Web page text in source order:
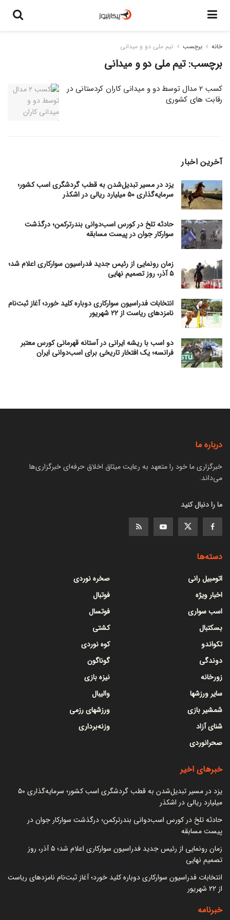
خانه برچسب تیم ملی دو و میدانی
برچسب:تیم ملی دو و میدانی
کسب ۲ مدال توسط دو و میدانی کاران کردستانی در
رقابت های کشوری
آخرین اخبار
یزد در مسیر تبدیل‌شدن به قطب گردشگری اسب کشور؛
سرمایه‌گذاری ۵۰ میلیارد ریالی در اشکذر
حادثه تلخ در کورس اسب‌دوانی بندرترکمن؛ درگذشت
سوارکار جوان در پیست مسابقه
زمان رونمایی از رئیس جدید فدراسیون سوارکاری اعلام شد؛
۵ آذر، روز تصمیم نهایی
انتخابات فدراسیون سوارکاری دوباره کلید خورد؛ آغاز ثبت‌نام
نامزدهای ریاست از ۲۲ شهریور
دو اسب با ریشه ایرانی در آستانه قهرمانی کورس معتبر
فرانسه؛ یک افتخار تاریخی برای اسب‌دوانی ایران
درباره ما
خبرگزاری ما خود را متعهد به رعایت میثاق اخلاق حرفه‌ای خبرگزاری‌ها
می‌داند.
ما را دنبال کنید
دسته‌ها
اتومبیل رانی
اخبار ویژه
اسب سواری
بسکتبال
تکواندو
دوندگی
زورخانه
سایر ورزشها
شمشیر بازی
شنای آزاد
صحرانوردی
صخره نوردی
فوتبال
فوتسال
کشتی
کوه نوردی
گوناگون
نیزه بازی
والیبال
ورزشهای رزمی
وزنه‌برداری
خبرهای اخیر
یزد در مسیر تبدیل‌شدن به قطب گردشگری اسب کشور؛ سرمایه‌گذاری ۵۰
میلیارد ریالی در اشکذر
حادثه تلخ در کورس اسب‌دوانی بندرترکمن؛ درگذشت سوارکار جوان در
پیست مسابقه
زمان رونمایی از رئیس جدید فدراسیون سوارکاری اعلام شد؛ ۵ آذر، روز
تصمیم نهایی
انتخابات فدراسیون سوارکاری دوباره کلید خورد؛ آغاز ثبت‌نام نامزدهای ریاست
از ۲۲ شهریور
خبرنامه